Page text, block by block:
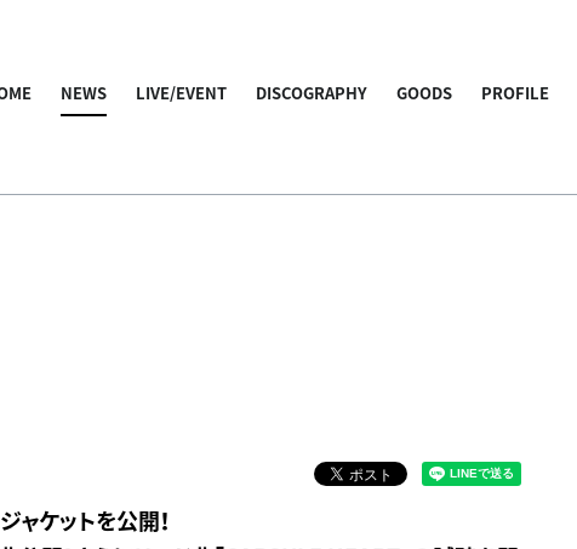
NEWS LIVE/EVENT DISCOGRAPHY GOODS PROFILE
ケットを公開！